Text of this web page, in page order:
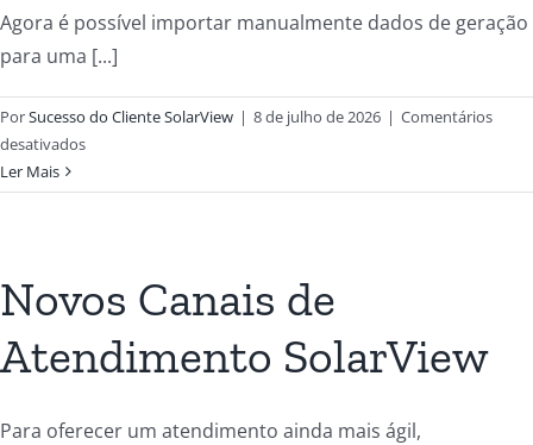
Agora é possível importar manualmente dados de geração
para uma [...]
PorSucesso do Cliente SolarView | 8 de julho de 2026 | Comentários
desativados
Ler Mais
Novos Canais de
Atendimento SolarView
Para oferecer um atendimento ainda mais ágil,